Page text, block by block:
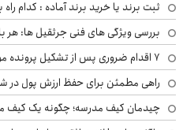
ثبت برند یا خرید برند آماده : کدام
بررسی ویژگی های فنی جرثقیل ها: هر
۷ اقدام ضروری پس از تشکیل پرونده مواد مخدر؛ راهنمای خانواده‌ها
راهی مطمئن برای حفظ ارزش پول در
چیدمان کیف مدرسه؛ چگونه یک کیف